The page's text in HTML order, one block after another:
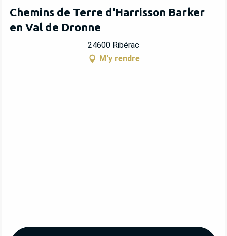
Chemins de Terre d'Harrisson Barker
en Val de Dronne
24600 Ribérac
M'y rendre